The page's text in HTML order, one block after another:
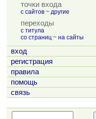
точки входа
с сайтов ~ другие
переходы
с титула
со страниц ~ на сайты
вход
регистрация
правила
помощь
связь